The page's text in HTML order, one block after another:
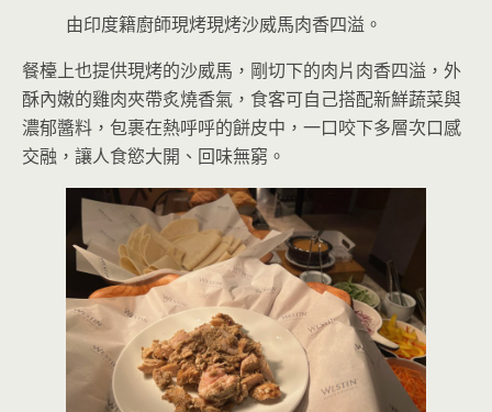
由印度籍廚師現烤現烤沙威馬肉香四溢。
餐檯上也提供現烤的沙威馬，剛切下的肉片肉香四溢，外
酥內嫩的雞肉夾帶炙燒香氣，食客可自己搭配新鮮蔬菜與
濃郁醬料，包裹在熱呼呼的餅皮中，一口咬下多層次口感
交融，讓人食慾大開、回味無窮。